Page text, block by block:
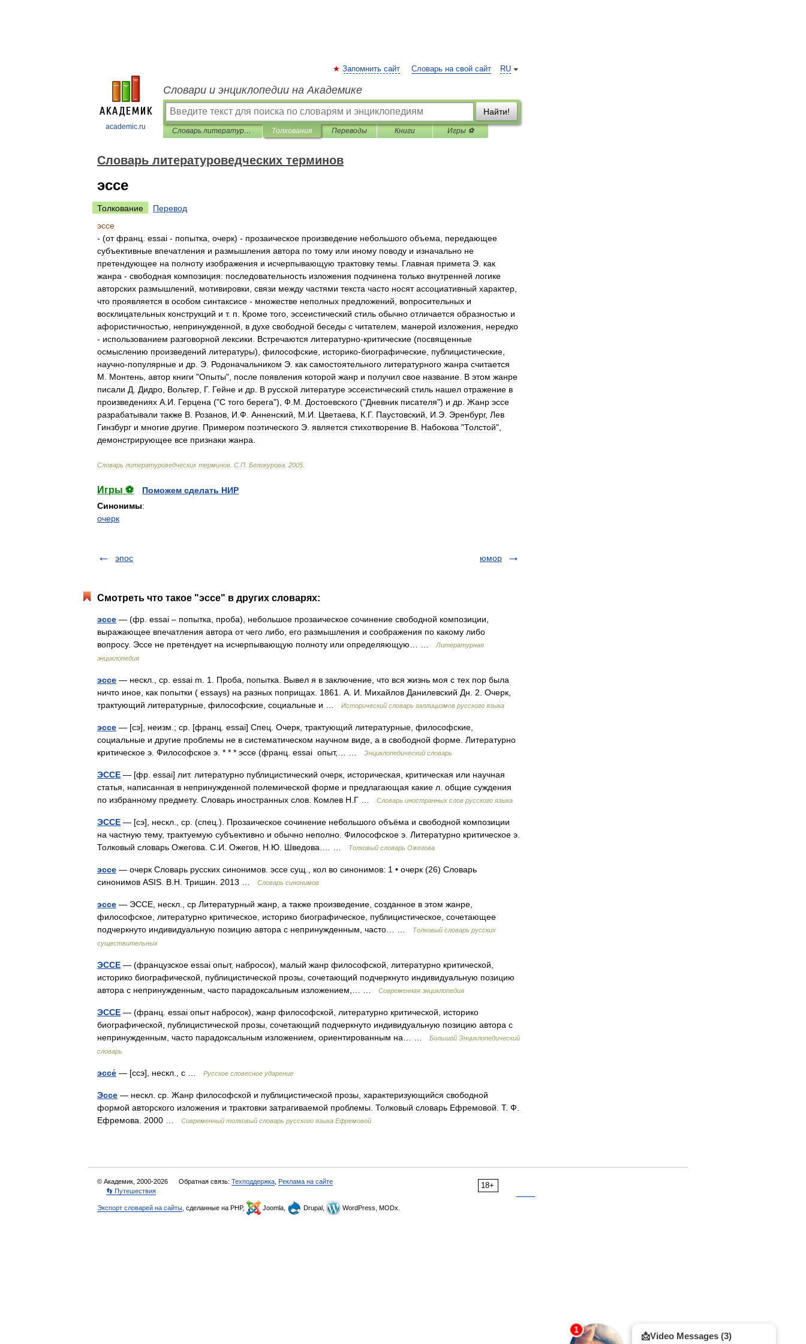
academic.ru
RU
Запомнить сайт Словарь на свой сайт
Словари и энциклопедии на Академике
Найти!
Словарь литературоведческих терминов Толкования Переводы Книги Игры ⚽
Словарь литературоведческих терминов
эссе
Толкование
Перевод
эссе
- (от франц essai - попытка очерк) - прозаическое произведение небольшого объема
передающее
субъективные впечатления и размышления автора по тому или иному поводу и изначально не
претендующее на полноту изображения и исчерпывающую трактовку темы Главная примета Э как
жанра - свободная композиция: последовательность изложения подчинена только внутренней логике
авторских размышлений мотивировки связи между частями текста часто носят ассоциативный характер
что проявляется в особом синтаксисе - множестве неполных предложений вопросительных и
восклицательных конструкций и т. п Кроме того эссеистический стиль обычно отличается образностью и
афористичностью
непринужденной в духе свободной беседы с читателем манерой изложения
нередко
- использованием разговорной лексики Встречаются литературно-критические (посвященные
осмыслению произведений литературы), философские историко-биографические публицистические
научно-популярные и др Э Родоначальником Э как самостоятельного литературного жанра считается
М
Монтень автор книги "Опыты", после появления которой жанр и получил свое название В этом жанре
писали Д Дидро Вольтер Г. Гейне и др В русской литературе эссеистический стиль нашел отражение в
произведениях А И Герцена ("С того берега"), Ф М Достоевского ("Дневник писателя") и др Жанр эссе
разрабатывали также В Розанов И Ф Анненский М И Цветаева К Г. Паустовский И Э Эренбург, Лев
Гинзбург и многие другие Примером поэтического Э является стихотворение В Набокова "Толстой",
демонстрирующее все признаки жанра
Словарь литературоведческих терминов С П Белокурова 2005
Игры ⚽
Поможем сделать НИР
Синонимы:
очерк
эпос юмор
Смотреть что такое "эссе" в других словарях:
эссе — (фр. essai – попытка, проба), небольшое прозаическое сочинение свободной композиции,
выражающее впечатления автора от чего либо, его размышления и соображения по какому либо
вопросу. Эссе не претендует на исчерпывающую полноту или определяющую… …
Литературная
энциклопедия
эссе — нескл., ср. essai m. 1. Проба, попытка. Вывел я в заключение, что вся жизнь моя с тех пор была
ничто иное, как попытки ( essays) на разных поприщах. 1861. А. И. Михайлов Данилевский Дн. 2. Очерк,
трактующий литературные, философские, социальные и …
Исторический словарь галлицизмов русского языка
эссе — [сэ], неизм.; ср. [франц. essai] Спец. Очерк, трактующий литературные, философские,
социальные и другие проблемы не в систематическом научном виде, а в свободной форме. Литературно
критическое э. Философское э. * * * эссе (франц. essai опыт,… …
Энциклопедический словарь
ЭССЕ — [фр. essai] лит. литературно публицистический очерк, историческая, критическая или научная
статья, написанная в непринужденной полемической форме и предлагающая какие л. общие суждения
по избранному предмету. Словарь иностранных слов. Комлев Н.Г …
Словарь иностранных слов русского языка
ЭССЕ — [сэ], нескл., ср. (спец.). Прозаическое сочинение небольшого объёма и свободной композиции
на частную тему, трактуемую субъективно и обычно неполно. Философское э. Литературно критическое э.
Толковый словарь Ожегова. С.И. Ожегов, Н.Ю. Шведова.… …
Толковый словарь Ожегова
эссе — очерк Словарь русских синонимов. эссе сущ., кол во синонимов: 1 • очерк (26) Словарь
синонимов ASIS. В.Н. Тришин. 2013 …
Словарь синонимов
эссе — ЭССЕ, нескл., ср Литературный жанр, а также произведение, созданное в этом жанре,
философское, литературно критическое, историко биографическое, публицистическое, сочетающее
подчеркнуто индивидуальную позицию автора с непринужденным, часто… …
Толковый словарь русских
существительных
ЭССЕ — (французское essai опыт, набросок), малый жанр философской, литературно критической,
историко биографической, публицистической прозы, сочетающий подчеркнуто индивидуальную позицию
автора с непринужденным, часто парадоксальным изложением,… …
Современная энциклопедия
ЭССЕ — (франц. essai опыт набросок), жанр философской, литературно критической, историко
биографической, публицистической прозы, сочетающий подчеркнуто индивидуальную позицию автора с
непринужденным, часто парадоксальным изложением, ориентированным на… …
Большой Энциклопедический
словарь
эссе́ — [ссэ], нескл., с … Русское словесное ударение
Эссе — нескл. ср. Жанр философской и публицистической прозы, характеризующийся свободной
формой авторского изложения и трактовки затрагиваемой проблемы. Толковый словарь Ефремовой. Т. Ф.
Ефремова. 2000 …
Современный толковый словарь русского языка Ефремовой
18+
© Академик, 2000-2026 Обратная связь: Техподдержка Реклама на сайте
👣 Путешествия
Экспорт словарей на сайты , сделанные на PHP, Joomla, Drupal, WordPress, MODx.